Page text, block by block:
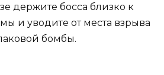
держите босса близко к
и уводите от места взрыва
бомбы.